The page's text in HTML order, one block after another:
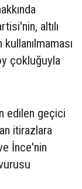
altılı
çokluğuyla
edilen geçici
itirazlara
İnce'nin